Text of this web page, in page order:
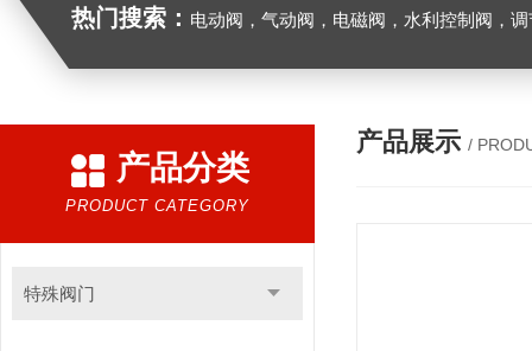
热门搜索： 电动阀，气动阀，电磁阀，水利控制阀，调节
产品分类
PRODUCT CATEGORY
特殊阀门
产品展示 /